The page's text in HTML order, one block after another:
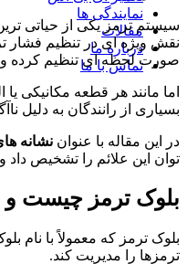
نمایندگی ها
مقالات
درباره ما
تماس با ما
نقش ویژه ای در تنظیم فشار
صورت لحظه ای تنظیم کرده و
اما مانند هر قطعه مکانیکی
بسیاری از رانندگان به دلیل
در این مقاله با عنوان نشانه
توان این علائم را تشخیص داد
بلوک ترمز چیست و
ترمزها را مدیریت کند.